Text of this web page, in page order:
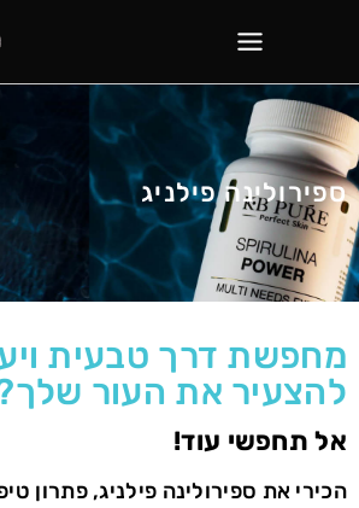
ספירולינה פילניג
מחפשת דרך טבעית
להצעיר את העור
אל תחפשי עוד!
הכירי את ספירולינה פילניג, פתרון